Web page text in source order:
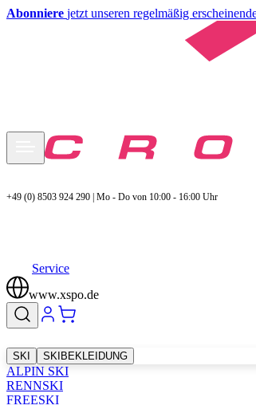
Abonniere jetzt unseren regelmäßig
+49 (0) 8503 924 290 | Mo - Do von 10:00 - 16:00 Uhr
Service
www.xspo.de
SKI SKIBEKLEIDUNG
ALPIN SKI
RENNSKI
FREESKI